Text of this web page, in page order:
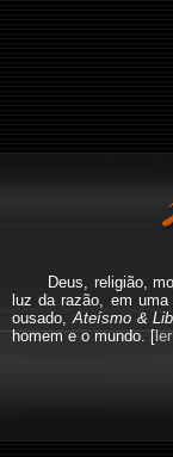
Deus, religião,
luz da razão, em
ousado, Ateísmo &
homem e o mundo. [